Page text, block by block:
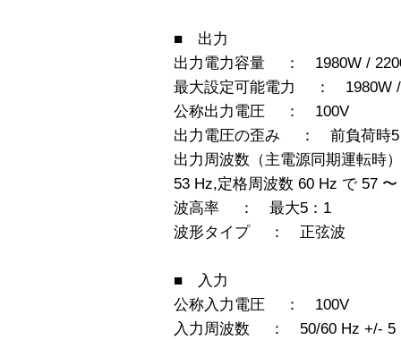
■ 出力
出力電力容量 ： 1980W /
最大設定可能電力 ： 1980W /
公称出力電圧 ： 100V
出力電圧の歪み ： 前負荷時5
出力周波数（主電源同期運転
53 Hz,定格周波数 60 Hz で 57
波高率 ： 最大5：1
波形タイプ ： 正弦波
■ 入力
公称入力電圧 ： 100V
入力周波数 ： 50/60 Hz +/- 5